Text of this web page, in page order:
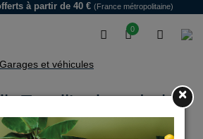
0
à partir de 40 € (France métropolitaine)
Garages et véhicules
Empil’animo de la
Ingela P.Arrhenius
×